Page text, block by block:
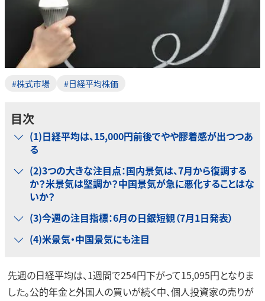
#株式市場 #日経平均株価
目次
(1)日経平均は、15,000円前後でやや膠着感が出つつあ
る
(2)3つの大きな注目点：国内景気は、7月から復調する
か？米景気は堅調か？中国景気が急に悪化することはな
いか？
(3)今週の注目指標：6月の日銀短観（7月1日発表）
(4)米景気・中国景気にも注目
先週の日経平均は、1週間で254円下がって15,095円となりま
した。公的年金と外国人の買いが続く中、個人投資家の売りが